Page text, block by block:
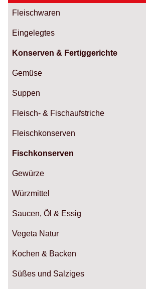
Fleischwaren
Eingelegtes
Konserven & Fertiggerichte
Gemüse
Suppen
Fleisch- & Fischaufstriche
Fleischkonserven
Fischkonserven
Gewürze
Würzmittel
Saucen, Öl & Essig
Vegeta Natur
Kochen & Backen
Süßes und Salziges